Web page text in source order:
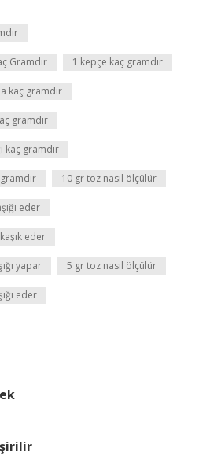
Gramdır 1 kepçe kaç gramdır
kaç gramdır
gramdır
kaç gramdır
10 gr toz nasıl ölçülür
eder
eder
yapar 5 gr toz nasıl ölçülür
eder